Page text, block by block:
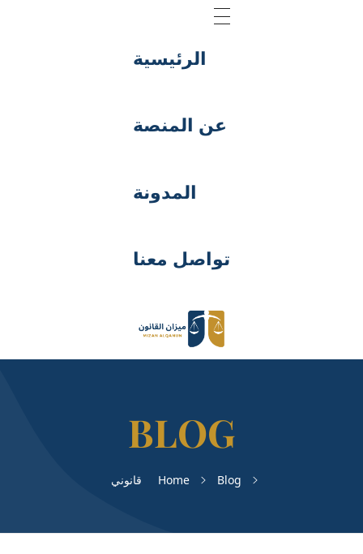
الرئيسية
عن المنصة
المدونة
تواصل معنا
Home Blog قانوني